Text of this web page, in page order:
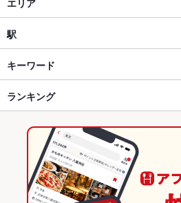
表参道ワイン食堂 Den
Splitz’ Aoyama
和風
原宿・青山・表参道 × 居酒屋
原宿・青山・表参道 × 和風
表参道駅 × 居酒屋
表参道駅 × 和風
エリア
表参道
表参道 × 居酒屋
表参道 × 和風
表参道 × 和食
表参道 × 和食全般
駅
表参道駅
キーワード
からあげ
ランキング
東京のグルメランキング
東京の居酒屋ランキング
原宿・青山・表参道のグルメランキング